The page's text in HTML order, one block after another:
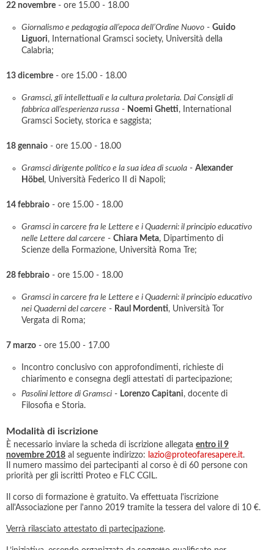
22 novembre - ore 15.00 - 18.00
Giornalismo e pedagogia all’epoca dell’Ordine Nuovo - Guido
Liguori, International Gramsci society, Università della
Calabria;
13 dicembre - ore 15.00 - 18.00
Gramsci, gli intellettuali e la cultura proletaria. Dai Consigli di
fabbrica all’esperienza russa - Noemi Ghetti, International
Gramsci Society, storica e saggista;
18 gennaio - ore 15.00 - 18.00
Gramsci dirigente politico e la sua idea di scuola - Alexander
Höbel , Università Federico II di Napoli;
14 febbraio - ore 15.00 - 18.00
Gramsci in carcere fra le Lettere e i Quaderni: il principio educativo
nelle Lettere dal carcere - Chiara Meta, Dipartimento di
Scienze della Formazione, Università Roma Tre;
28 febbraio - ore 15.00 - 18.00
Gramsci in carcere fra le Lettere e i Quaderni: il principio educativo
nei Quaderni del carcere - Raul Mordenti, Università Tor
Vergata di Roma;
7 marzo - ore 15.00 - 17.00
Incontro conclusivo con approfondimenti, richieste di
chiarimento e consegna degli attestati di partecipazione;
Pasolini lettore di Gramsci - Lorenzo Capitani, docente di
Filosofia e Storia.
Modalità di iscrizione
È necessario inviare la scheda di iscrizione allegata entro il 9
novembre 2018 al seguente indirizzo: lazio@proteofaresapere.it.
Il numero massimo dei partecipanti al corso è di 60 persone con
priorità per gli iscritti Proteo e FLC CGIL.
Il corso di formazione è gratuito. Va effettuata l'iscrizione
all'Associazione per l'anno 2019 tramite la tessera del valore di 10 €.
Verrà rilasciato attestato di partecipazione.